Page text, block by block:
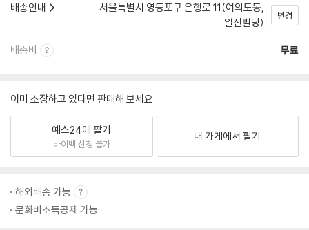
배송안내
서울특별시 영등포구 은행로 11(여의도동,
일신빌딩)
변경
배송비 무료
이미 소장하고 있다면 판매해 보세요.
예스24에 팔기
바이백 신청 불가
내 가게에서 팔기
해외배송 가능
문화비소득공제 가능